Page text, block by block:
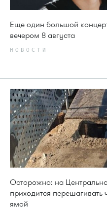
Еще один большой
вечером 8 августа
НОВОСТИ
Осторожно: на
приходится
ямой